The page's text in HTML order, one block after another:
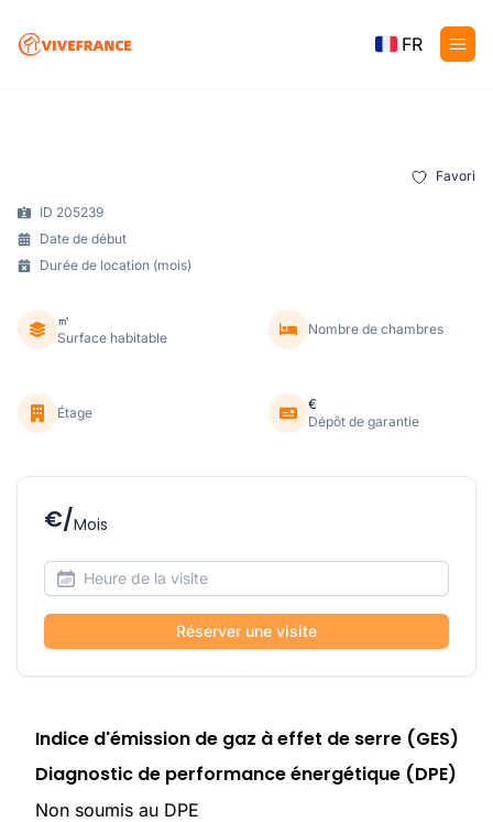
FR
Favori
ID 205239
Date de début
Durée de location (mois)
㎡
Surface habitable
Nombre de chambres
Étage
€
Dépôt de garantie
€/Mois
Réserver une visite
Indice d'émission de gaz à effet de serre (GES)
Diagnostic de performance énergétique (DPE)
Non soumis au DPE